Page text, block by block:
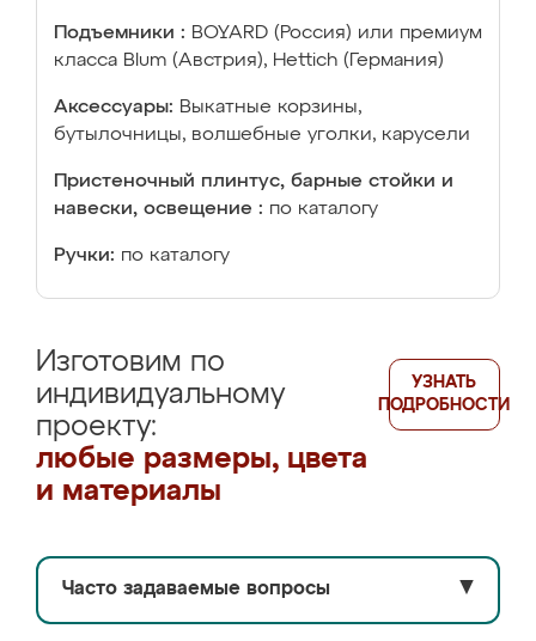
Подъемники : BOYARD (Россия) или премиум
класса Blum (Австрия), Hettich (Германия)
Аксессуары: Выкатные корзины,
бутылочницы, волшебные уголки, карусели
Пристеночный плинтус, барные стойки и
навески, освещение : по каталогу
Ручки: по каталогу
Изготовим по
индивидуальному
проекту:
любые размеры, цвета
и материалы
УЗНАТЬ
ПОДРОБНОСТИ
Часто задаваемые вопросы ▼